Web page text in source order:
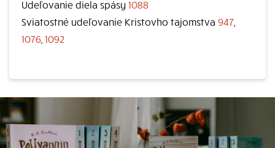
Udeľovanie diela spásy 1088
Sviatostné udeľovanie Kristovho tajomstva 947
1076 1092